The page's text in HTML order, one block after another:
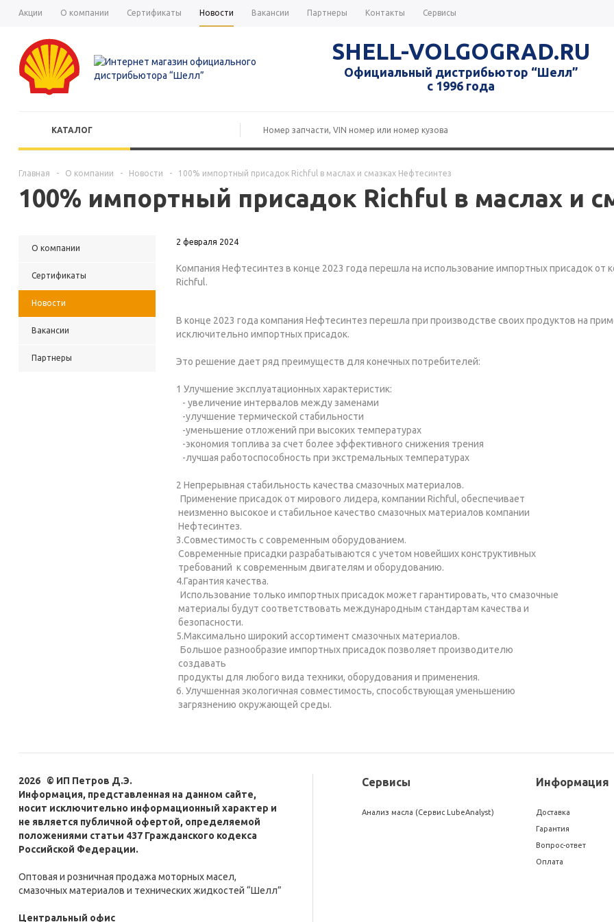
Акции О компании Сертификаты Новости Вакансии Партнеры Контакты Сервисы
SHELL-VOLGOGRAD.RU
Официальный дистрибьютор “Шелл”
с 1996 года
КАТАЛОГ
Главная - О компании - Новости - 100% импортный присадок Richful в маслах и смазках Нефтесинтез
100% импортный присадок Richful в маслах и
О компании
Сертификаты
Новости
Вакансии
Партнеры
2 февраля 2024
Компания Нефтесинтез в конце 2023 года перешла на использование импортных присадок от
Richful.
В конце 2023 года компания Нефтесинтез перешла при производстве своих продуктов на
исключительно импортных присадок.
Это решение дает ряд преимуществ для конечных потребителей:
1 Улучшение эксплуатационных характеристик:
- увеличение интервалов между заменами
-улучшение термической стабильности
-уменьшение отложений при высоких температурах
-экономия топлива за счет более эффективного снижения трения
-лучшая работоспособность при экстремальных температурах
2 Непрерывная стабильность качества смазочных материалов.
Применение присадок от мирового лидера, компании Richful, обеспечивает
неизменно высокое и стабильное качество смазочных материалов компании
Нефтесинтез.
3.Совместимость с современным оборудованием.
Современные присадки разрабатываются с учетом новейших конструктивных
требований к современным двигателям и оборудованию.
4.Гарантия качества.
Использование только импортных присадок может гарантировать, что смазочные
материалы будут соответствовать международным стандартам качества и
безопасности.
5.Максимально широкий ассортимент смазочных материалов.
Большое разнообразие импортных присадок позволяет производителю
создавать
продукты для любого вида техники, оборудования и применения.
6. Улучшенная экологичная совместимость, способствующая уменьшению
загрязнению окружающей среды.
2026 © ИП Петров Д.Э.
Информация, представленная на данном сайте,
носит исключительно информационный характер и
не является публичной офертой, определяемой
положениями статьи 437 Гражданского кодекса
Российской Федерации.
Оптовая и розничная продажа моторных масел,
смазочных материалов и технических жидкостей “Шелл”
Центральный офис
Сервисы
Анализ масла (Сервис LubeAnalyst)
Информация
Доставка
Гарантия
Вопрос-ответ
Оплата